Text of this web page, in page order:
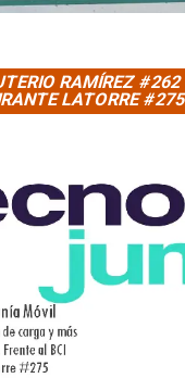
RAMÍREZ
LATORRE #275